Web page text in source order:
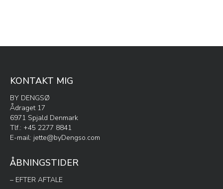
på
KONTAKT MIG
BY DENGSØ
Ådraget 17
6971 Spjald Denmark
Tlf.: +45 2277 8841
E-mail: jette@byDengso.com
ÅBNINGSTIDER
– EFTER AFTALE